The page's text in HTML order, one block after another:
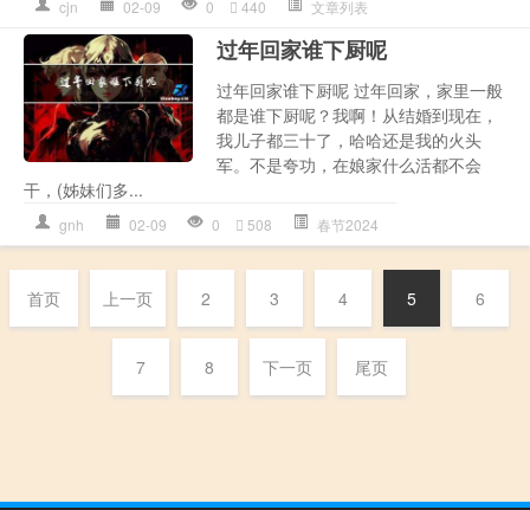
cjn 02-09 0 440 文章列表
过年回家谁下厨呢
过年回家谁下厨呢 过年回家，家里一般
都是谁下厨呢？我啊！从结婚到现在，
我儿子都三十了，哈哈还是我的火头
军。不是夸功，在娘家什么活都不会
干，(姊妹们多...
gnh 02-09 0 508 春节2024
首页 上一页 2 3 4 5 6
7 8 下一页 尾页